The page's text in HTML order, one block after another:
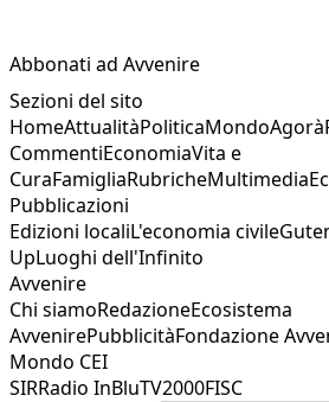
Abbonati ad Avvenire
Sezioni del sito
HomeAttualitàPoliticaMondoAgorà
CommentiEconomiaVita e
CuraFamigliaRubricheMultimedia
Pubblicazioni
Edizioni localiL'economia civile
UpLuoghi dell'Infinito
Avvenire
Chi siamoRedazioneEcosistema
AvvenirePubblicitàFondazione
Mondo CEI
SIRRadio InBluTV2000FISC